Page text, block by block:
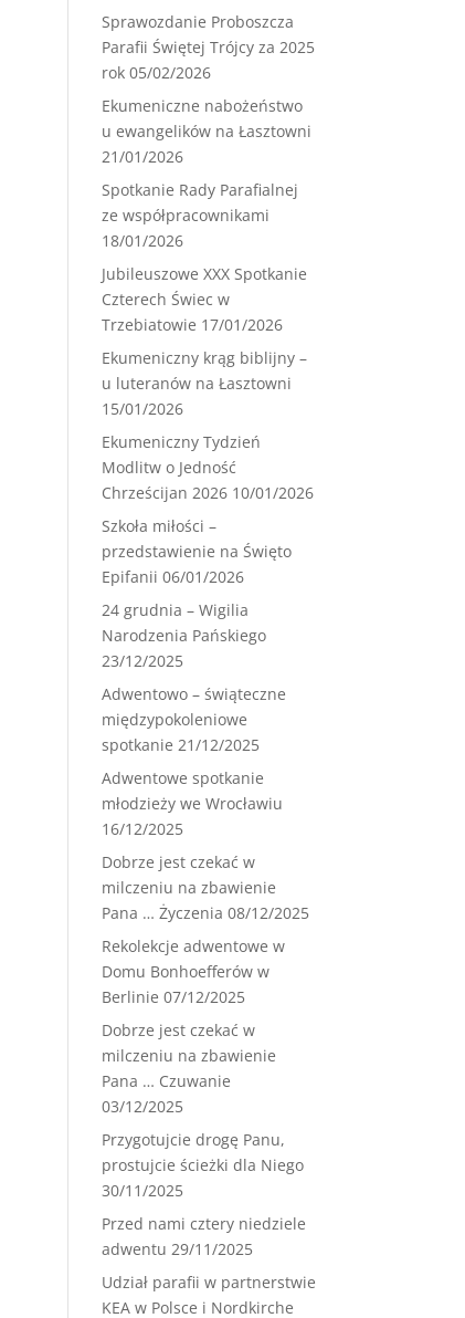
Sprawozdanie Proboszcza
Parafii Świętej Trójcy za 2025
rok 05/02/2026
Ekumeniczne nabożeństwo
u ewangelików na Łasztowni
21/01/2026
Spotkanie Rady Parafialnej
ze współpracownikami
18/01/2026
Jubileuszowe XXX Spotkanie
Czterech Świec w
Trzebiatowie 17/01/2026
Ekumeniczny krąg biblijny –
u luteranów na Łasztowni
15/01/2026
Ekumeniczny Tydzień
Modlitw o Jedność
Chrześcijan 2026 10/01/2026
Szkoła miłości –
przedstawienie na Święto
Epifanii 06/01/2026
24 grudnia – Wigilia
Narodzenia Pańskiego
23/12/2025
Adwentowo – świąteczne
międzypokoleniowe
spotkanie 21/12/2025
Adwentowe spotkanie
młodzieży we Wrocławiu
16/12/2025
Dobrze jest czekać w
milczeniu na zbawienie
Pana … Życzenia 08/12/2025
Rekolekcje adwentowe w
Domu Bonhoefferów w
Berlinie 07/12/2025
Dobrze jest czekać w
milczeniu na zbawienie
Pana … Czuwanie
03/12/2025
Przygotujcie drogę Panu,
prostujcie ścieżki dla Niego
30/11/2025
Przed nami cztery niedziele
adwentu 29/11/2025
Udział parafii w partnerstwie
KEA w Polsce i Nordkirche